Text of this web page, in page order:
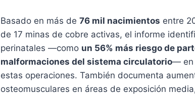
Basado en más de 76 mil nacimientos entre
de 17 minas de cobre activas, el informe
perinatales —como un 56% más riesgo de
malformaciones del sistema circulatorio— en
estas operaciones. También documenta
osteomusculares en áreas de exposición